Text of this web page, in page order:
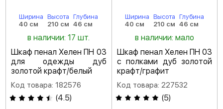
Ширина
40 см
Высота
210 см
Глубина
46 см
в наличии: 17 шт.
Шкаф пенал Хелен ПН 03
для одежды дуб
золотой крафт/белый
Код товара: 182576
(4.5)
Ширина
40 см
Высота
210 см
Глубина
46 см
в наличии: мало
Шкаф пенал Хелен ПН 03
с полками дуб золотой
крафт/графит
Код товара: 227532
(5)